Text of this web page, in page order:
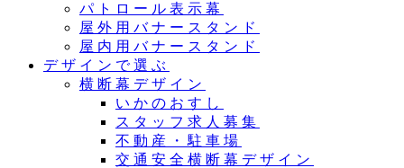
パトロール表示幕
屋外用バナースタンド
屋内用バナースタンド
デザインで選ぶ
横断幕デザイン
いかのおすし
スタッフ求人募集
不動産・駐車場
交通安全横断幕デザイン